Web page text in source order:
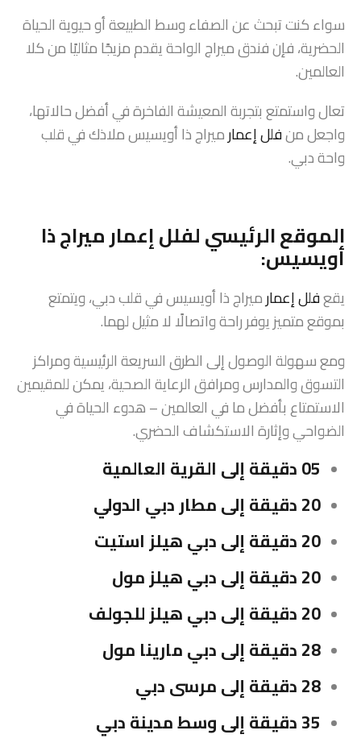
سواء كنت تبحث عن الصفاء وسط الطبيعة أو حيوية الحياة
الحضرية، فإن فندق ميراج الواحة يقدم مزيجًا مثاليًا من كلا
العالمين.
تعال واستمتع بتجربة المعيشة الفاخرة في أفضل حالاتها،
واجعل منفلل إعمارميراج ذا أويسيس ملاذك في قلب
واحة دبي.
الموقع الرئيسي لفلل إعمار ميراج ذا
أويسيس:
يقعفلل إعمارميراج ذا أويسيس في قلب دبي، ويتمتع
بموقع متميز يوفر راحة واتصالًا لا مثيل لهما.
ومع سهولة الوصول إلى الطرق السريعة الرئيسية ومراكز
التسوق والمدارس ومرافق الرعاية الصحية، يمكن للمقيمين
الاستمتاع بأفضل ما في العالمين – هدوء الحياة في
الضواحي وإثارة الاستكشاف الحضري.
05 دقيقة إلى القرية العالمية
20 دقيقة إلى مطار دبي الدولي
20 دقيقة إلى دبي هيلز استيت
20 دقيقة إلى دبي هيلز مول
20 دقيقة إلى دبي هيلز للجولف
28 دقيقة إلى دبي مارينا مول
28 دقيقة إلى مرسى دبي
35 دقيقة إلى وسط مدينة دبي